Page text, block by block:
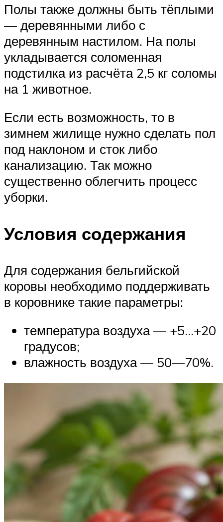
Полы также должны быть тёплыми
— деревянными либо с
деревянным настилом. На полы
укладывается соломенная
подстилка из расчёта 2,5 кг соломы
на 1 животное.
Если есть возможность, то в
зимнем жилище нужно сделать пол
под наклоном и сток либо
канализацию. Так можно
существенно облегчить процесс
уборки.
Условия содержания
Для содержания бельгийской
коровы необходимо поддерживать
в коровнике такие параметры:
температура воздуха — +5…+20
градусов;
влажность воздуха — 50—70%.